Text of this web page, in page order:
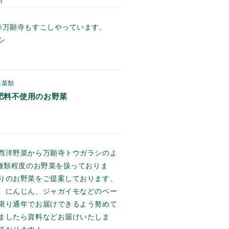
願寺もすこしやっています。
類
料不使用のお野菜
洋野菜から万願寺トウガラシのよ
程度のお野菜を扱っておりま
のお野菜をご提案しております。
にんじん、ジャガイモなどのベー
り通年でお届けできるよう努めて
したら資料などお届けいたしま